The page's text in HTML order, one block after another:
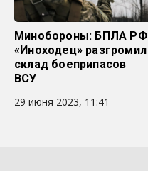
Минобороны: БПЛА РФ
«Иноходец» разгромил
склад боеприпасов
ВСУ
29 июня 2023, 11:41